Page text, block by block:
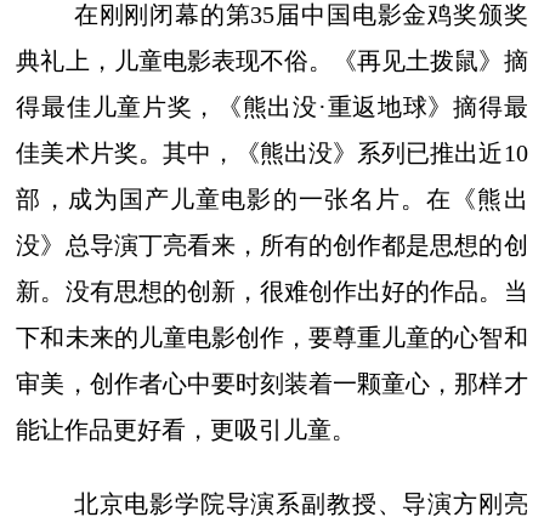
在刚刚闭幕的第35届中国电影金鸡奖颁奖
典礼上，儿童电影表现不俗。《再见土拨鼠》摘
得最佳儿童片奖，《熊出没·重返地球》摘得最
佳美术片奖。其中，《熊出没》系列已推出近10
部，成为国产儿童电影的一张名片。在《熊出
没》总导演丁亮看来，所有的创作都是思想的创
新。没有思想的创新，很难创作出好的作品。当
下和未来的儿童电影创作，要尊重儿童的心智和
审美，创作者心中要时刻装着一颗童心，那样才
能让作品更好看，更吸引儿童。
北京电影学院导演系副教授、导演方刚亮